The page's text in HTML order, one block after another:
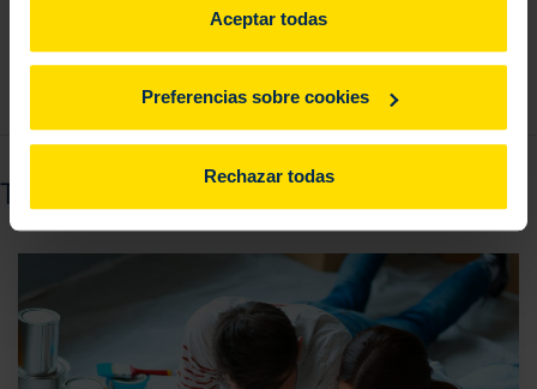
Aceptar todas
Preferencias sobre cookies
Rechazar todas
También puede interesarte...